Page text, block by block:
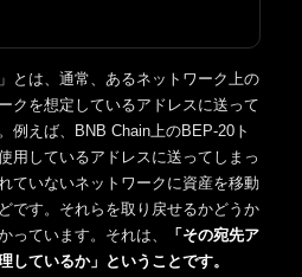
とは、通常、あるネットワーク上の
クを想定しているアドレスに送って
例えば、BNB Chain上のBEP-20ト
用しているアドレスに送ってしまっ
ていないネットワークに資産を移動
です。それらを取り戻せるかどうか
っています。それは、
「その宛先ア
しているか」ということです。